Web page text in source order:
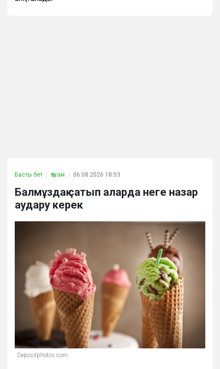
Басты бет Қоғам 06.08.2026 18:53
Балмұздақ сатып аларда неге назар
аудару керек
Depositphotos.com